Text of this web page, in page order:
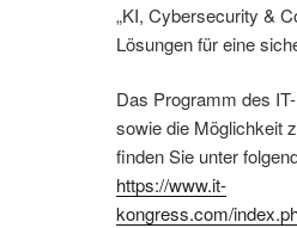
„KI, Cybersecurity &
Lösungen für eine
Das Programm des
sowie die Möglichkeit
finden Sie unter
https://www.it-
kongress.com/